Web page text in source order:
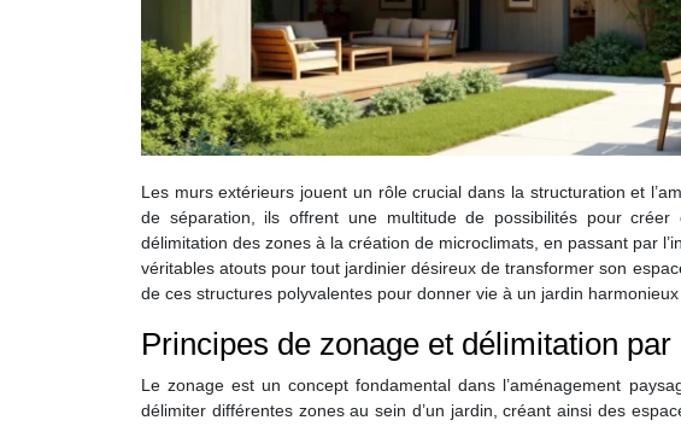
Les murs extérieurs jouent un rôle crucial dans la structuration et
de séparation, ils offrent une multitude de possibilités pour
délimitation des zones à la création de microclimats, en passant par
véritables atouts pour tout jardinier désireux de transformer son
de ces structures polyvalentes pour donner vie à un jardin
Principes de zonage et délimitation
Le zonage est un concept fondamental dans l’aménagement
délimiter différentes zones au sein d’un jardin, créant ainsi des